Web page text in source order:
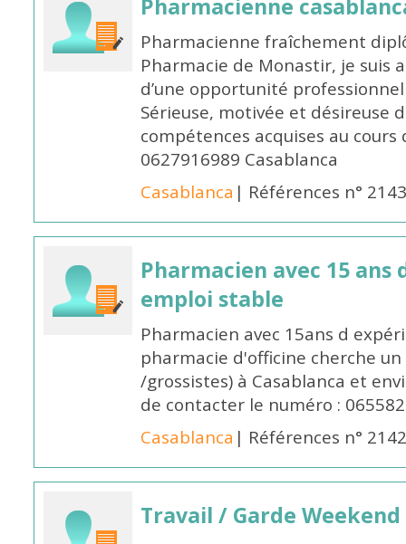
Pharmacienne
Pharmacienne fraîchement
Pharmacie de Monastir, je suis
d’une opportunité
Sérieuse, motivée et désireuse
compétences acquises au
0627916989 Casablanca
Casablanca | Références n°
Pharmacien avec 15
emploi stable
Pharmacien avec 15ans d
pharmacie d'officine cherche
/grossistes) à Casablanca et
de contacter le numéro :
Casablanca | Références n°
Travail / Garde Weekend